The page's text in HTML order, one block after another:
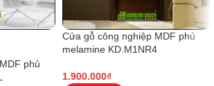
phủ
Cửa gỗ công nghiệp MDF phủ
melamine KD.M1NR4
1.900.000₫